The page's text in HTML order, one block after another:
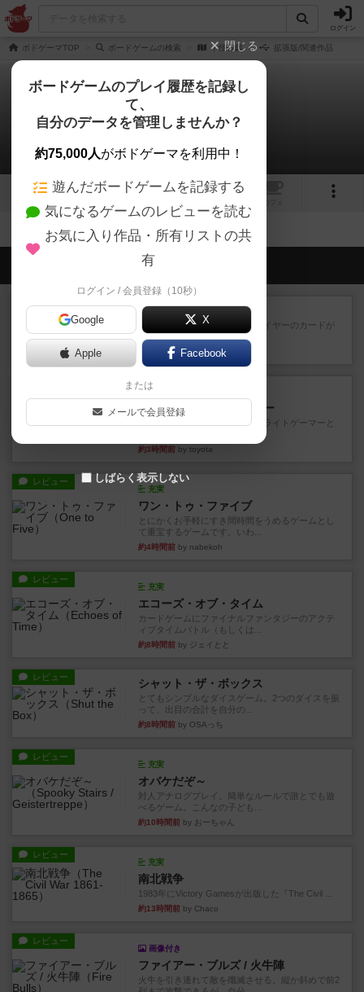
ログイン
ボドゲーマTOP ボードゲームの検索 千怪戦戯 拡張版/関連作品
千怪戦戯
拡張/関連作品 0件
1
会員の新しい投稿
レビュー 花火：スターマイン
自分のカードは見えず他のプレイヤーのカードが
見える状態でカードを教えた...
by mob567
充実
アンダー・ザ・テーブラー
笑えるバカゲームを集めているライトゲーマーと
約3時間前 by toyota
レビュー
充実
ワン・トゥ・ファイブ
とにかくお手軽にすき間時間をうめるゲームとし
て重宝するゲームです。いわ...
約4時間前 by nabekoh
レビュー
充実
エコーズ・オブ・タイム
カードゲームにファイナルファンタジーのアクテ
ィブタイムバトル（もしくは...
約8時間前 by ジェイとと
レビュー シャット・ザ・ボックス
とてもシンプルなダイスゲーム。2つのダイスを振
って、出目の合計を自分の...
約8時間前 by OSAっち
レビュー
充実
オバケだぞ～
対人アナログプレイ。簡単なルールで誰とでも遊
べるゲーム。こんなの子ども...
約10時間前 by おーちゃん
レビュー
充実
南北戦争
1983年にVictory Gamesが出版した『The Civil ...
約13時間前 by Chaco
レビュー
画像付き
ファイアー・ブルズ / 火牛陣
火牛を引き連れて敵を殲滅させる。縦か斜めで前2
閉じる
ボードゲームのプレイ履歴を記録し
て、
自分のデータを管理しませんか？
約75,000人がボドゲーマを利用中！
遊んだボードゲームを記録する
気になるゲームのレビューを読む
お気に入り作品・所有リストの共
有
ログイン / 会員登録（10秒）
Google X
Apple Facebook
または
メールで会員登録
しばらく表示しない